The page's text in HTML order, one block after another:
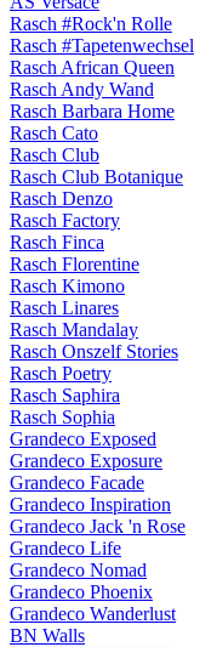
Rasch #Rock'n Rolle
Rasch #Tapetenwechsel
Rasch African Queen
Rasch Andy Wand
Rasch Barbara Home
Rasch Cato
Rasch Club
Rasch Club Botanique
Rasch Denzo
Rasch Factory
Rasch Finca
Rasch Florentine
Rasch Kimono
Rasch Linares
Rasch Mandalay
Rasch Onszelf Stories
Rasch Poetry
Rasch Saphira
Rasch Sophia
Grandeco Exposed
Grandeco Exposure
Grandeco Facade
Grandeco Inspiration
Grandeco Jack 'n Rose
Grandeco Life
Grandeco Nomad
Grandeco Phoenix
Grandeco Wanderlust
BN Walls